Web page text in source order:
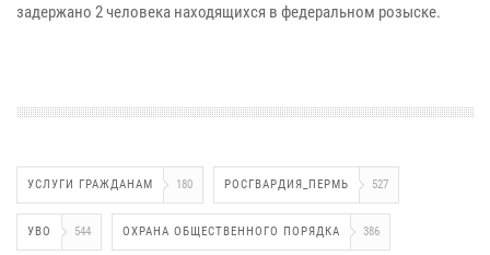
задержано 2 человека находящихся в федеральном розыске.
УСЛУГИ ГРАЖДАНАМ 180 РОСГВАРДИЯ_ПЕРМЬ 527
УВО 544 ОХРАНА ОБЩЕСТВЕННОГО ПОРЯДКА 386